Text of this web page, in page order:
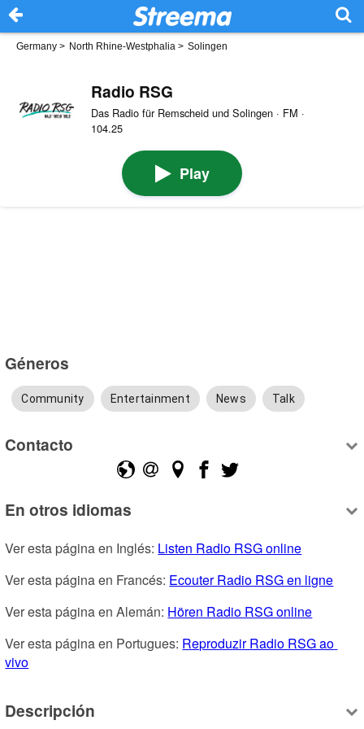
Germany > North Rhine-Westphalia > Solingen
Radio RSG
Das Radio für Remscheid und Solingen · FM ·
104.25
Play
Géneros
Community Entertainment News Talk
Contacto
En otros idiomas
Ver esta página en Inglés: Listen Radio RSG online
Ver esta página en Francés: Ecouter Radio RSG en ligne
Ver esta página en Alemán: Hören Radio RSG online
Ver esta página en Portugues: Reproduzir Radio RSG ao
vivo
Descripción